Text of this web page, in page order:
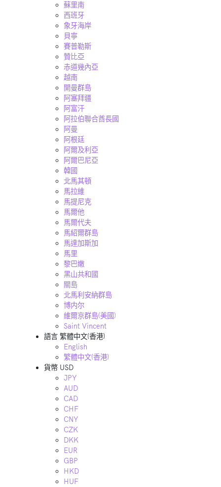
蘇里南
西班牙
象牙海岸
貝寧
賽普勒斯
贊比亞
赤道幾內亞
越南
開曼群島
阿塞拜疆
阿富汗
阿拉伯聯合酋長國
阿曼
阿根廷
阿爾及利亞
阿爾巴尼亞
韓國
北馬其頓
馬拉維
馬提尼克
馬爾他
馬爾代夫
馬紹爾群島
馬達加斯加
馬里
黎巴嫩
黑山共和國
關島
北馬利安納群島
博内尔
維爾京群島(美國)
Saint Vincent
語言 繁體中文(香港)
English
繁體中文(香港)
貨幣 USD
JPY
AUD
CAD
CHF
CNY
CZK
DKK
EUR
GBP
HKD
HUF